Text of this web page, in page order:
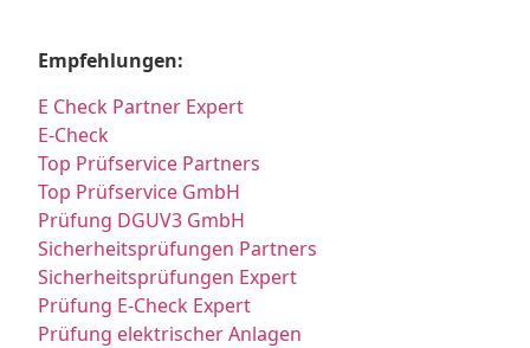
Empfehlungen:
E Check Partner Expert
E-Check
Top Prüfservice Partners
Top Prüfservice GmbH
Prüfung DGUV3 GmbH
Sicherheitsprüfungen Partners
Sicherheitsprüfungen Expert
Prüfung E-Check Expert
Prüfung elektrischer Anlagen